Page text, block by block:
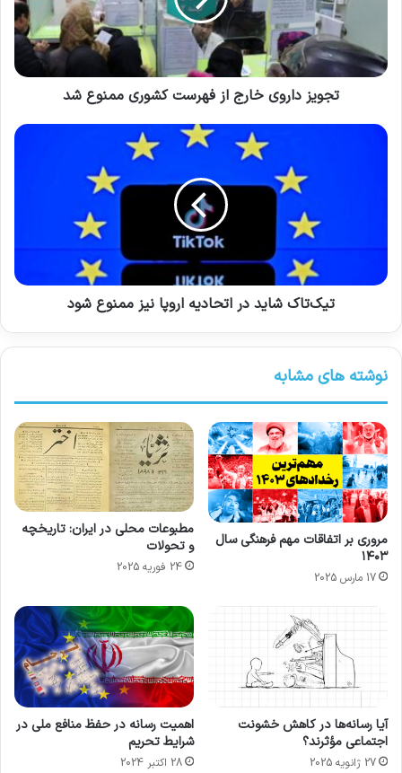
بکشد».
ولودیمیر زلنسکی، رئیس جمهور اوکراین از حمایت
کامرون در دیدار با دیپلمات بریتانیایی تشکر کرد. اما
او بر اهمیت ارسال سریع سلاح‌ها از بسته کمکی
جدید تاکید کرد. زلنسکی گفت: «اول از همه، وسایل
نقلیه زرهی، مهمات و موشک‌های مختلف.»
کپی لینک
تجویز داروی خارج از فهرست کشوری ممنوع شد
تیک‌تاک شاید در اتحادیه اروپا نیز ممنوع شود
نوشته های مشابه
مروری بر اتفاقات مهم فرهنگی سال
۱۴۰۳
17 مارس 2025
مطبوعات محلی در ایران: تاریخچه
و تحولات
24 فوریه 2025
آیا رسانه‌ها در کاهش خشونت
اجتماعی مؤثرند؟
27 ژانویه 2025
اهمیت رسانه در حفظ منافع ملی در
شرایط تحریم
28 اکتبر 2024